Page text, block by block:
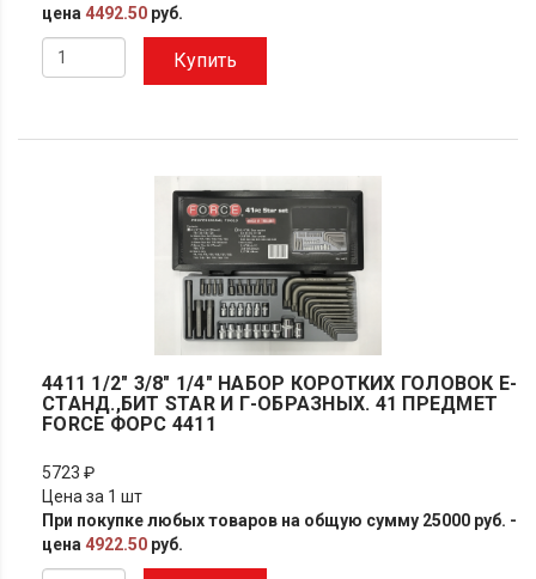
цена 4492.50 руб.
Купить
4411 1/2" 3/8" 1/4" НАБОР КОРОТКИХ ГОЛОВОК Е-
СТАНД.,БИТ STAR И Г-ОБРАЗНЫХ. 41 ПРЕДМЕТ
FORCE ФОРС 4411
5723 ₽
Цена за 1 шт
При покупке любых товаров на общую сумму 25000 руб. -
цена 4922.50 руб.